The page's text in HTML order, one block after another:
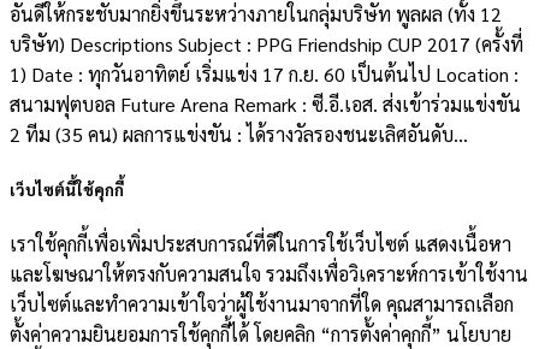
อันดีให้กระชับมากยิ่งขึ้นระหว่างภายในกลุ่มบริษัท พูลผล (ทั้ง 12
บริษัท) Descriptions Subject : PPG Friendship CUP 2017 (ครั้งที่
1) Date : ทุกวันอาทิตย์ เริ่มแข่ง 17 ก.ย. 60 เป็นต้นไป Location :
สนามฟุตบอล Future Arena Remark : ซี.อี.เอส. ส่งเข้าร่วมแข่งขัน
2 ทีม (35 คน) ผลการแข่งขัน : ได้รางวัลรองชนะเลิศอันดับ...
เว็บไซต์นี้ใช้คุกกี้
เราใช้คุกกี้เพื่อเพิ่มประสบการณ์ที่ดีในการใช้เว็บไซต์ แสดงเนื้อหา
และโฆษณาให้ตรงกับความสนใจ รวมถึงเพื่อวิเคราะห์การเข้าใช้งาน
เว็บไซต์และทำความเข้าใจว่าผู้ใช้งานมาจากที่ใด คุณสามารถเลือก
ตั้งค่าความยินยอมการใช้คุกกี้ได้ โดยคลิก “การตั้งค่าคุกกี้” นโยบาย